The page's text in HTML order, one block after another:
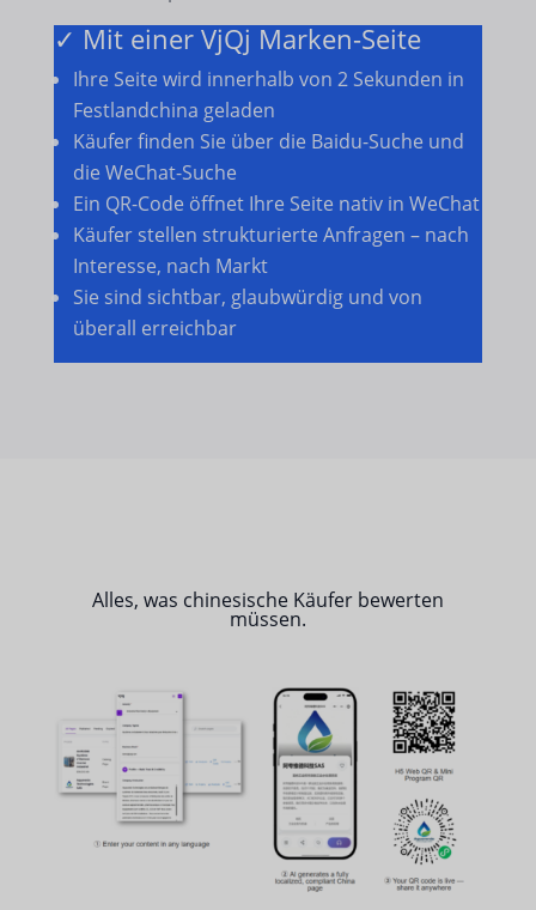
✓ Mit einer VjQj Marken-Seite
Ihre Seite wird innerhalb von 2 Sekunden in
Festlandchina geladen
Käufer finden Sie über die Baidu-Suche und
die WeChat-Suche
Ein QR-Code öffnet Ihre Seite nativ in WeChat
Käufer stellen strukturierte Anfragen – nach
Interesse, nach Markt
Sie sind sichtbar, glaubwürdig und von
überall erreichbar
Alles, was chinesische Käufer bewerten
müssen.